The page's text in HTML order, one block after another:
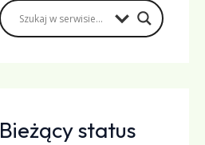
Bieżący status